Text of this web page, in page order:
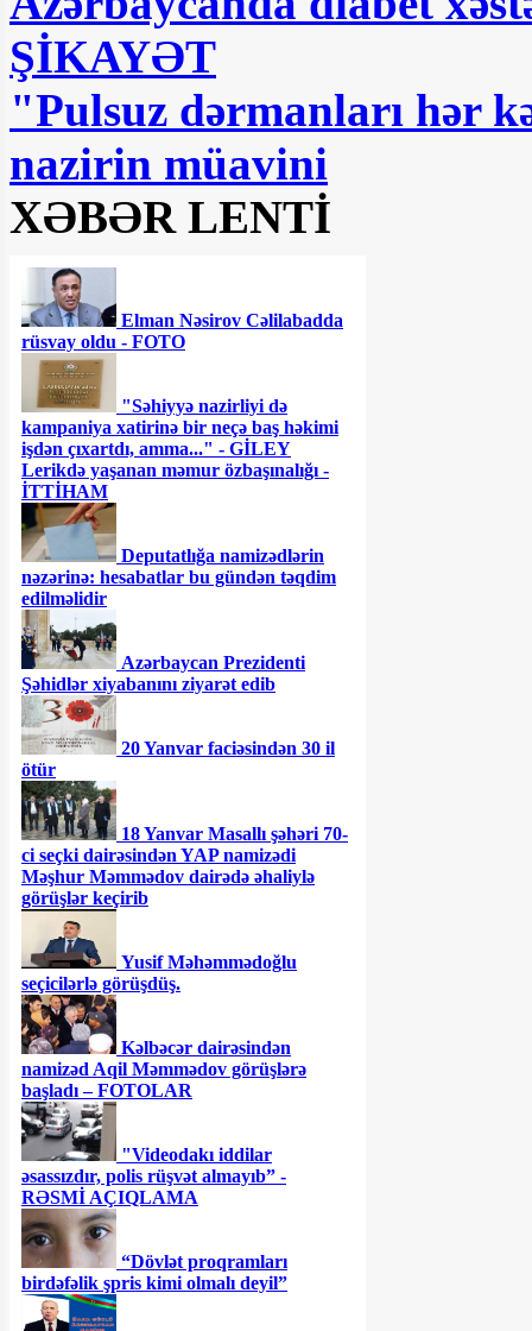
ŞİKAYƏT
"Pulsuz dərmanları hər
nazirin müavini
XƏBƏR LENTİ
Elman Nəsirov Cəlilabadda
rüsvay oldu - FOTO
"Səhiyyə nazirliyi də
kampaniya xatirinə bir neçə baş həkimi
işdən çıxartdı, amma..." - GİLEY
Lerikdə yaşanan məmur özbaşınalığı -
İTTİHAM
Deputatlığa namizədlərin
nəzərinə: hesabatlar bu gündən təqdim
edilməlidir
Azərbaycan Prezidenti
Şəhidlər xiyabanını ziyarət edib
20 Yanvar faciəsindən 30 il
ötür
18 Yanvar Masallı şəhəri 70-
ci seçki dairəsindən YAP namizədi
Məşhur Məmmədov dairədə əhaliylə
görüşlər keçirib
Yusif Məhəmmədoğlu
seçicilərlə görüşdüş.
Kəlbəcər dairəsindən
namizəd Aqil Məmmədov görüşlərə
başladı – FOTOLAR
"Videodakı iddilar
əsassızdır, polis rüşvət almayıb” -
RƏSMİ AÇIQLAMA
“Dövlət proqramları
birdəfəlik şpris kimi olmalı deyil”